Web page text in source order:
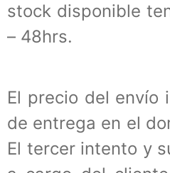
stock disponible
– 48hrs.
El precio del envío
de entrega en el
El tercer intento y